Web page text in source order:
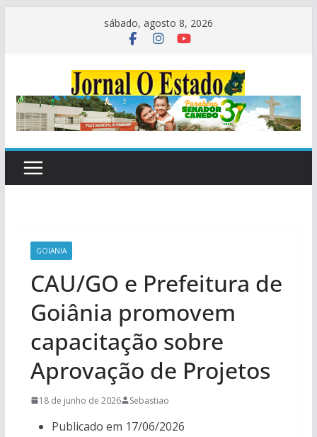
sábado, agosto 8, 2026
GOIANIA
CAU/GO e Prefeitura de
Goiânia promovem
capacitação sobre
Aprovação de Projetos
18 de junho de 2026 Sebastiao
Publicado em 17/06/2026